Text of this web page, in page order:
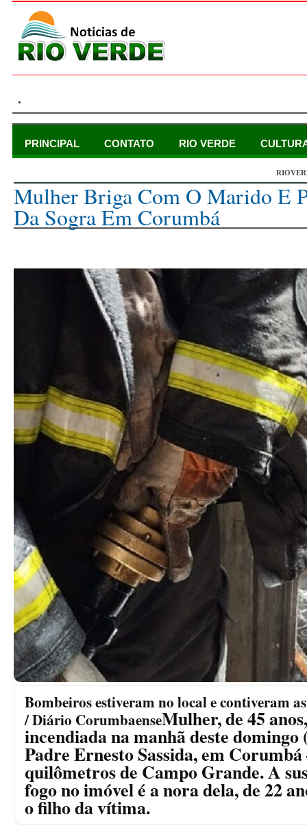
.
PRINCIPAL CONTATO RIO VERDE
Mulher Briga Com O Marido E
Da Sogra Em Corumbá
Bombeiros estiveram no local e contiveram
/ Diário CorumbaenseMulher, de 45
incendiada na manhã deste
Padre Ernesto Sassida, em
quilômetros de Campo Grande. A
fogo no imóvel é a nora dela, de 22
o filho da vítima.